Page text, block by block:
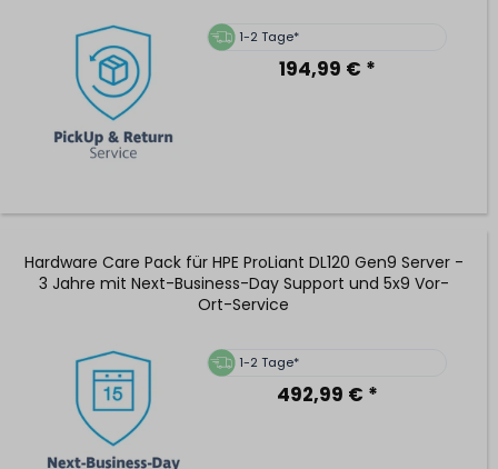
1-2 Tage*
194,99 € *
Hardware Care Pack für HPE ProLiant DL120 Gen9 Server -
3 Jahre mit Next-Business-Day Support und 5x9 Vor-
Ort-Service
1-2 Tage*
492,99 € *